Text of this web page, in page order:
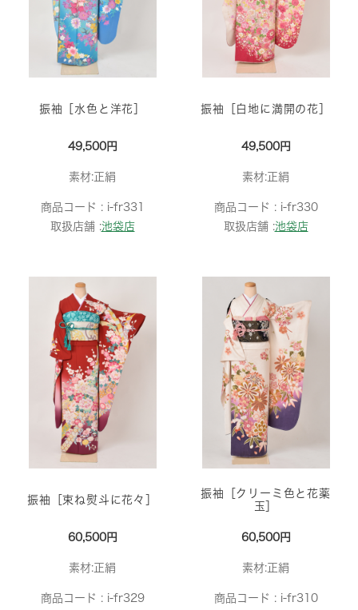
振袖［水色と洋花］
49,500円
素材:正絹
商品コード : i-fr331
取扱店舗 :池袋店
振袖［白地に満開の花］
49,500円
素材:正絹
商品コード : i-fr330
取扱店舗 :池袋店
振袖［束ね熨斗に花々］
60,500円
素材:正絹
商品コード : i-fr329
振袖［クリーミ色と花薬
玉］
60,500円
素材:正絹
商品コード : i-fr310